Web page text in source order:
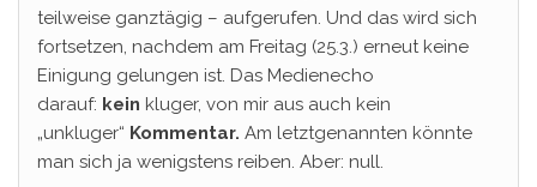
teilweise ganztägig – aufgerufen. Und das wird sich
fortsetzen, nachdem am Freitag (25.3.) erneut keine
Einigung gelungen ist. Das Medienecho
darauf: kein kluger, von mir aus auch kein
„unkluger“ Kommentar. Am letztgenannten könnte
man sich ja wenigstens reiben. Aber: null.